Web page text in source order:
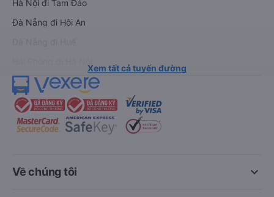
Hà Nội đi Tam Đảo
Đà Nẵng đi Hội An
Xem tất cả tuyến đường
keyboard_arrow_down
Về chúng tôi